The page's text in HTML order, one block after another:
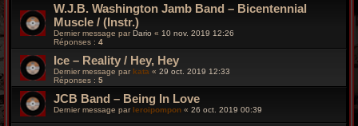
W.J.B. Washington Jamb Band ‎– Bicentennial
Muscle / (Instr.)
Dernier message par Dario « 10 nov. 2019 12:26
Réponses : 4
Ice ‎– Reality / Hey, Hey
Dernier message par kata « 29 oct. 2019 12:33
Réponses : 5
JCB Band – Being In Love
Dernier message parleroipompon « 26 oct. 2019 00:39